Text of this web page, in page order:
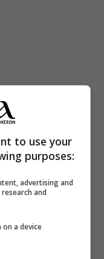
to use your
purposes:
advertising and
and
a device